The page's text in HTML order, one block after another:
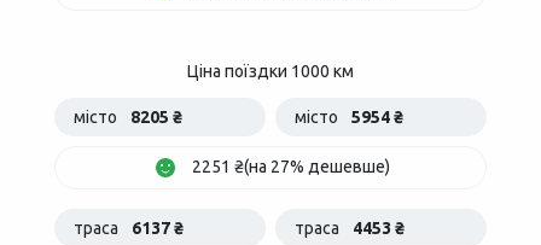
Ціна поїздки 1000 км
місто 8205 ₴ місто 5954 ₴
2251 ₴(на 27% дешевше)
траса 6137 ₴ траса 4453 ₴